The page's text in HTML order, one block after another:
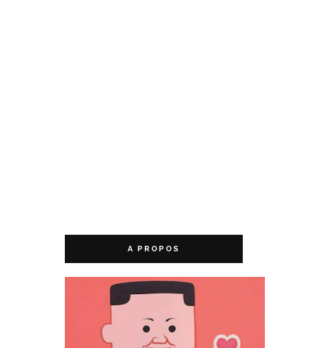
A PROPOS